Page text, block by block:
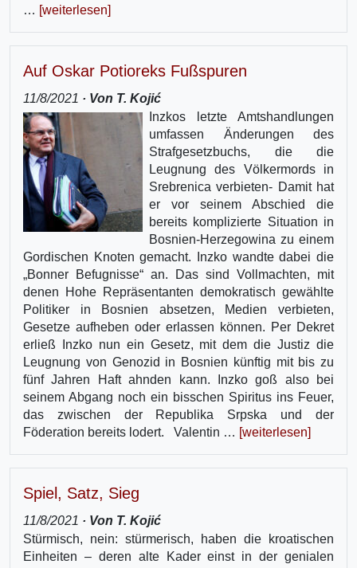
… [weiterlesen]
Auf Oskar Potioreks Fußspuren
11/8/2021 · Von T. Kojić
Inzkos letzte Amtshandlungen
umfassen Änderungen des
Strafgesetzbuchs, die die
Leugnung des Völkermords in
Srebrenica verbieten- Damit hat
er vor seinem Abschied die
bereits komplizierte Situation in
Bosnien-Herzegowina zu einem
Gordischen Knoten gemacht. Inzko wandte dabei die
„Bonner Befugnisse“ an. Das sind Vollmachten, mit
denen Hohe Repräsentanten demokratisch gewählte
Politiker in Bosnien absetzen, Medien verbieten,
Gesetze aufheben oder erlassen können. Per Dekret
erließ Inzko nun ein Gesetz, mit dem die Justiz die
Leugnung von Genozid in Bosnien künftig mit bis zu
fünf Jahren Haft ahnden kann. Inzko goß also bei
seinem Abgang noch ein bisschen Spiritus ins Feuer,
das zwischen der Republika Srpska und der
Föderation bereits lodert. Valentin … [weiterlesen]
Spiel, Satz, Sieg
11/8/2021 · Von T. Kojić
Stürmisch, nein: stürmerisch, haben die kroatischen
Einheiten – deren alte Kader einst in der genialen